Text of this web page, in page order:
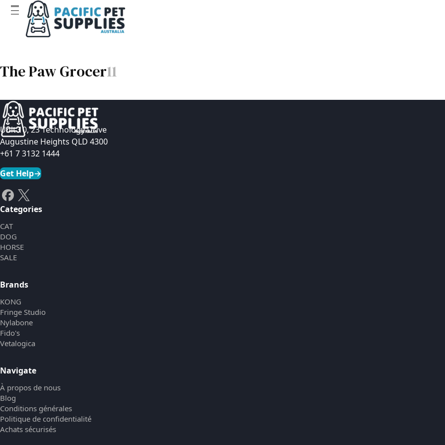
The Paw Grocer11
Unit 10, 23 Technology Drive
Augustine Heights QLD 4300
+61 7 3132 1444
Get Help→
Categories
CAT
DOG
HORSE
SALE
Brands
KONG
Fringe Studio
Nylabone
Fido's
Vetalogica
Navigate
À propos de nous
Blog
Conditions générales
Politique de confidentialité
Achats sécurisés